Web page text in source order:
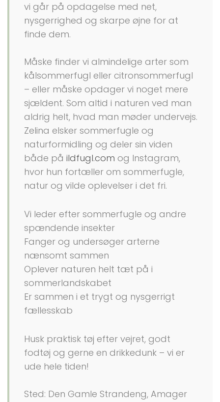
vi går på opdagelse med net,
nysgerrighed og skarpe øjne for at
finde dem.
Måske finder vi almindelige arter som
kålsommerfugl eller citronsommerfugl
– eller måske opdager vi noget mere
sjældent. Som altid i naturen ved man
aldrig helt, hvad man møder undervejs.
Zelina elsker sommerfugle og
naturformidling og deler sin viden
både på ildfugl.com og Instagram,
hvor hun fortæller om sommerfugle,
natur og vilde oplevelser i det fri.
Vi leder efter sommerfugle og andre
spændende insekter
Fanger og undersøger arterne
nænsomt sammen
Oplever naturen helt tæt på i
sommerlandskabet
Er sammen i et trygt og nysgerrigt
fællesskab
Husk praktisk tøj efter vejret, godt
fodtøj og gerne en drikkedunk – vi er
ude hele tiden!
Sted: Den Gamle Strandeng, Amager